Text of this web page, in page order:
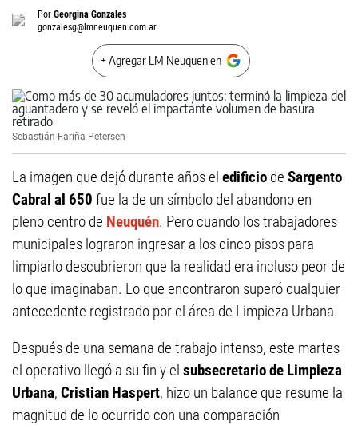
Por Georgina Gonzales
gonzalesg@lmneuquen.com.ar
+ Agregar LM Neuquen en
Sebastián Fariña Petersen
La imagen que dejó durante años el edificio de Sargento
Cabral al 650 fue la de un símbolo del abandono en
pleno centro de Neuquén. Pero cuando los trabajadores
municipales lograron ingresar a los cinco pisos para
limpiarlo descubrieron que la realidad era incluso peor de
lo que imaginaban. Lo que encontraron superó cualquier
antecedente registrado por el área de Limpieza Urbana.
Después de una semana de trabajo intenso, este martes
el operativo llegó a su fin y el subsecretario de Limpieza
Urbana, Cristian Haspert, hizo un balance que resume la
magnitud de lo ocurrido con una comparación